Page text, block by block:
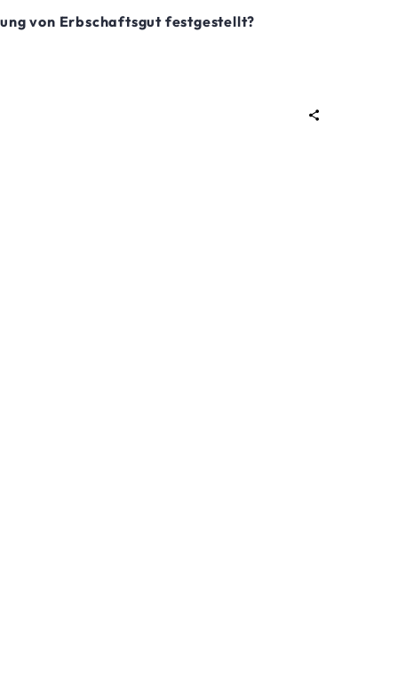
von Erbschaftsgut festgestellt?